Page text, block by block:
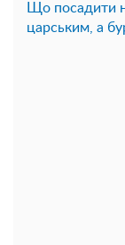
Що посадити
царським, а